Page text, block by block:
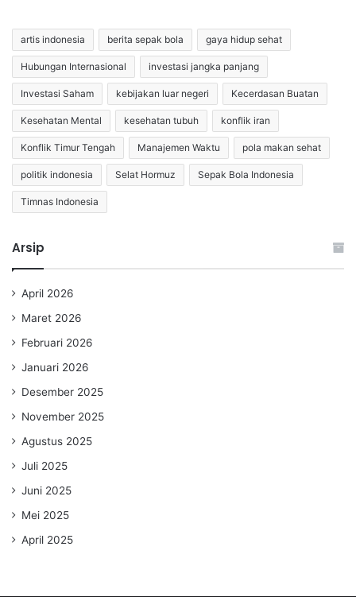
artis indonesia berita sepak bola gaya hidup sehat
Hubungan Internasional investasi jangka panjang
Investasi Saham kebijakan luar negeri Kecerdasan Buatan
Kesehatan Mental kesehatan tubuh konflik iran
Konflik Timur Tengah Manajemen Waktu pola makan sehat
politik indonesia Selat Hormuz Sepak Bola Indonesia
Timnas Indonesia
Arsip
April 2026
Maret 2026
Februari 2026
Januari 2026
Desember 2025
November 2025
Agustus 2025
Juli 2025
Juni 2025
Mei 2025
April 2025